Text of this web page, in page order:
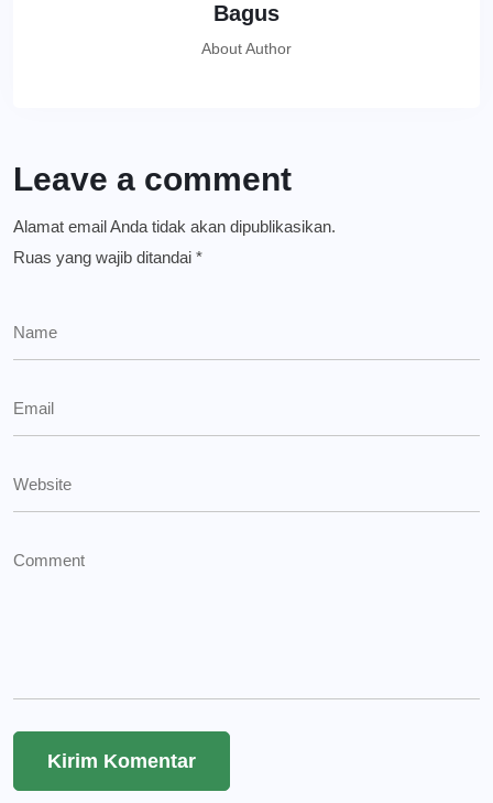
Bagus
About Author
Leave a comment
Alamat email Anda tidak akan dipublikasikan.
Ruas yang wajib ditandai *